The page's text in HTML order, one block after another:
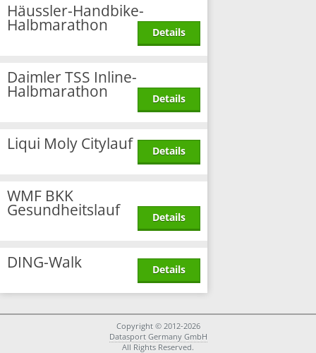
Häussler-Handbike-
Halbmarathon Details
Daimler TSS Inline-
Halbmarathon Details
Liqui Moly Citylauf Details
WMF BKK
Gesundheitslauf Details
DING-Walk Details
Copyright © 2012-2026
Datasport Germany GmbH
All Rights Reserved.